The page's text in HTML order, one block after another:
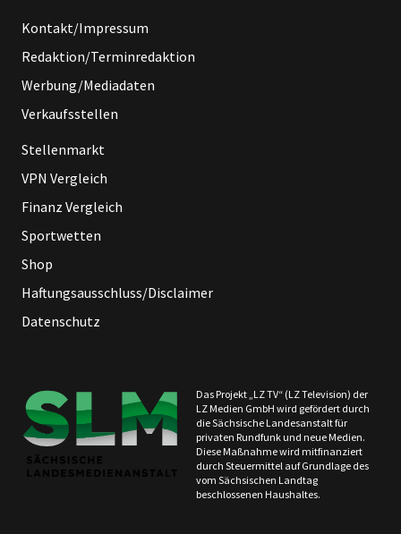
Kontakt/Impressum
Redaktion/Terminredaktion
Werbung/Mediadaten
Verkaufsstellen
Stellenmarkt
VPN Vergleich
Finanz Vergleich
Sportwetten
Shop
Haftungsausschluss/Disclaimer
Datenschutz
Das Projekt „LZ TV“ (LZ Television) der
LZ Medien GmbH wird gefördert durch
die Sächsische Landesanstalt für
privaten Rundfunk und neue Medien.
Diese Maßnahme wird mitfinanziert
durch Steuermittel auf Grundlage des
vom Sächsischen Landtag
beschlossenen Haushaltes.